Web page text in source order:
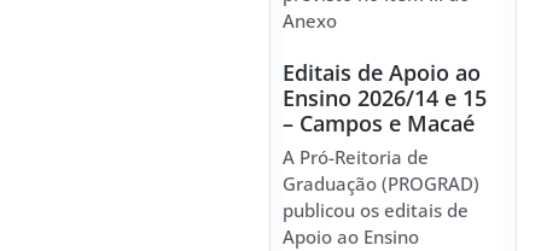
Anexo
Editais de Apoio ao
Ensino 2026/14 e 15
– Campos e Macaé
A Pró-Reitoria de
Graduação (PROGRAD)
publicou os editais de
Apoio ao Ensino